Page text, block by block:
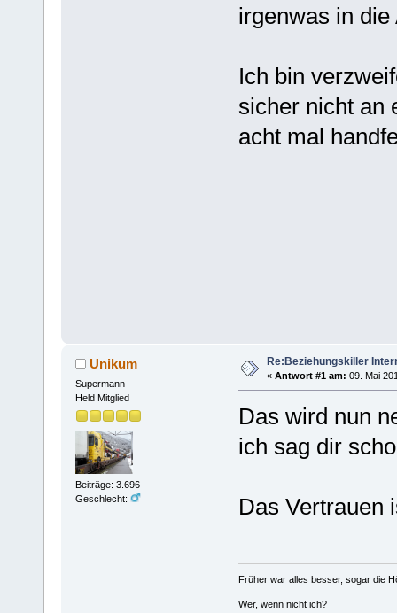
irgenwas in
Ich bin
sicher nicht an
acht mal
Unikum
Supermann
Held Mitglied
Beiträge: 3.696
Geschlecht:
Re:Beziehungskiller
« Antwort #1 am: 09. Mai
Das wird nun
ich sag dir
Das Vertrauen
Früher war alles besser, sogar die
Wer, wenn nicht ich?